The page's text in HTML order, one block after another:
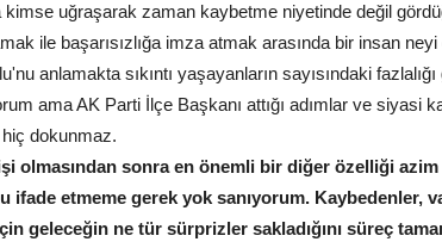
uğraşarak zaman kaybetme niyetinde değil
ile başarısızlığa imza atmak arasında bir insan
anlamakta sıkıntı yaşayanların sayısındaki
ama AK Parti İlçe Başkanı attığı adımlar ve siyasi
hiç dokunmaz.
olmasından sonra en önemli bir diğer özelliği azim
ifade etmeme gerek yok sanıyorum. Kaybedenler,
geleceğin ne tür sürprizler sakladığını süreç